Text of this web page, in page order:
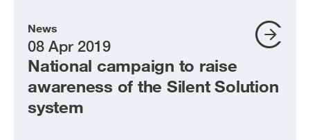
News
08 Apr 2019
National campaign to raise
awareness of the Silent Solution
system